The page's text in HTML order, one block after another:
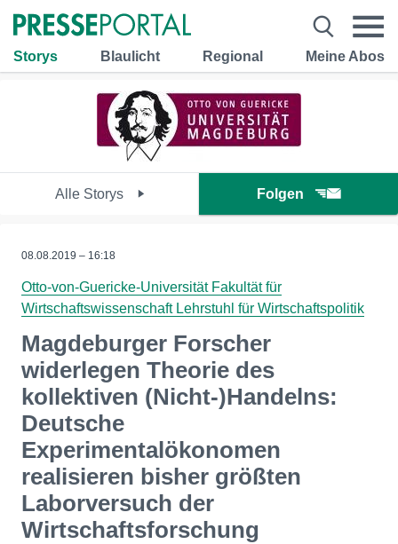
Storys Blaulicht Regional Meine Abos
Alle Storys Folgen
08.08.2019 – 16:18
Otto-von-Guericke-Universität Fakultät für
Wirtschaftswissenschaft Lehrstuhl für Wirtschaftspolitik
Magdeburger Forscher
widerlegen Theorie des
kollektiven (Nicht-)Handelns:
Deutsche
Experimentalökonomen
realisieren bisher größten
Laborversuch der
Wirtschaftsforschung